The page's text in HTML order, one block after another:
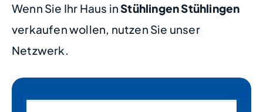
Wenn Sie Ihr Haus inStühlingen Stühlingen
verkaufen wollen, nutzen Sie unser
Netzwerk.